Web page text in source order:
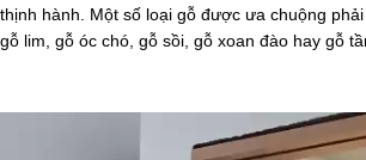
thịnh hành. Một số loại gỗ được ưa chuộng
gỗ lim, gỗ óc chó, gỗ sồi, gỗ xoan đào hay gỗ